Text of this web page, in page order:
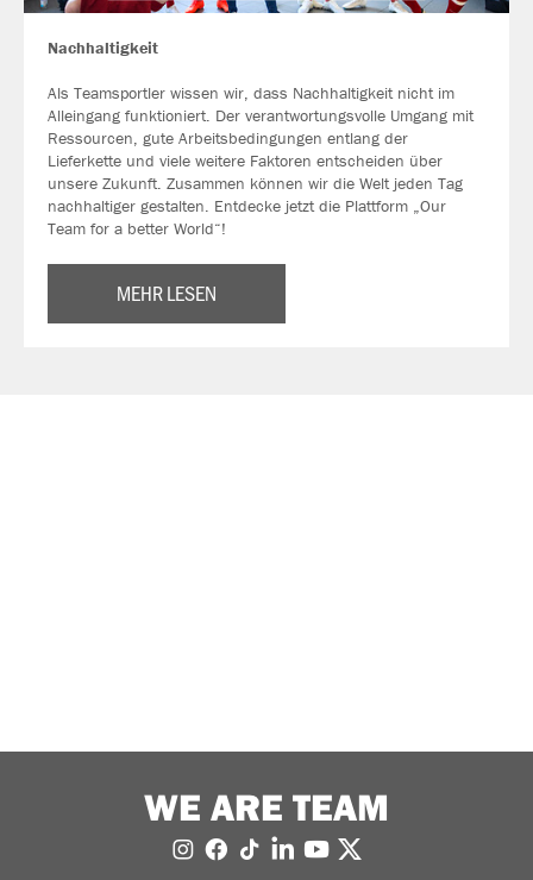
Nachhaltigkeit
Als Teamsportler wissen wir, dass Nachhaltigkeit nicht im
Alleingang funktioniert. Der verantwortungsvolle Umgang mit
Ressourcen, gute Arbeitsbedingungen entlang der
Lieferkette und viele weitere Faktoren entscheiden über
unsere Zukunft. Zusammen können wir die Welt jeden Tag
nachhaltiger gestalten. Entdecke jetzt die Plattform „Our
Team for a better World“!
MEHR LESEN
WE ARE TEAM